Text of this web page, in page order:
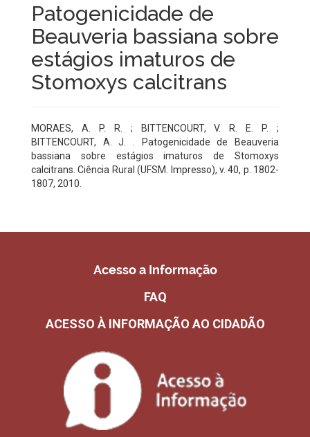
Patogenicidade de
Beauveria bassiana sobre
estágios imaturos de
Stomoxys calcitrans
MORAES, A. P. R. ; BITTENCOURT, V. R. E. P. ;
BITTENCOURT, A. J. . Patogenicidade de Beauveria
bassiana sobre estágios imaturos de Stomoxys
calcitrans. Ciência Rural (UFSM. Impresso), v. 40, p. 1802-
1807, 2010.
Acesso a Informação
FAQ
ACESSO À INFORMAÇÃO AO CIDADÃO